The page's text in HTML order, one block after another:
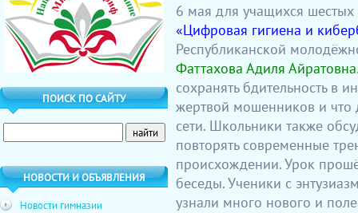
ПОИСК ПО САЙТУ
НОВОСТИ И ОБЪЯВЛЕНИЯ
Новости гимназии
6 мая для учащихся шестых
«Цифровая гигиена и
Республиканской
Фаттахова Адиля Айратовна
сохранять бдительность в
жертвой мошенников и что
сети. Школьники также
повторять современные
происхождении. Урок
беседы. Ученики с
узнали много нового и